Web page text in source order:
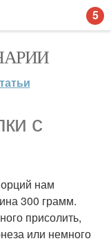
с
нам
300 грамм.
присолить,
или немного
5